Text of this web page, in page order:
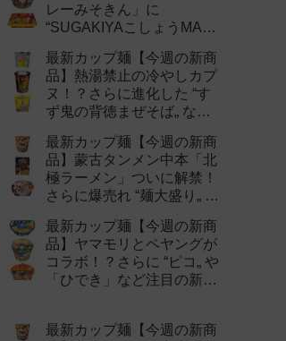
レーみそきん」に
“SUGAKIYAこしょうMAX„
最新カップ麺【今週の新商
品】熱湯禁止の冷やしカプ
ヌ！？さらに進化した “す
ず鬼の背徳まぜそば„ など
最新カップ麺【今週の新商
品】蒙古タンメン中本「北
極ラーメン」ついに解禁！
さらに爆売れ “麺大盛り„ シ
作まとめ！
最新カップ麺【今週の新商
品】ヤマモリとペヤングが
コラボ！？さらに “ピコ„ や
「ひでき」など注目の新作
最新カップ麺【今週の新商